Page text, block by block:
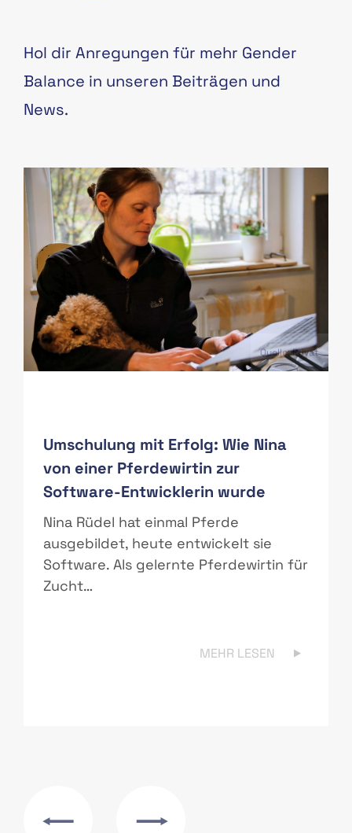
Hol dir Anregungen für mehr Gender
Balance in unseren Beiträgen und
News.
Quelle: Privat
Umschulung mit Erfolg: Wie Nina
von einer Pferdewirtin zur
Software-Entwicklerin wurde
Nina Rüdel hat einmal Pferde
ausgebildet, heute entwickelt sie
Software. Als gelernte Pferdewirtin für
Zucht…
MEHR LESEN